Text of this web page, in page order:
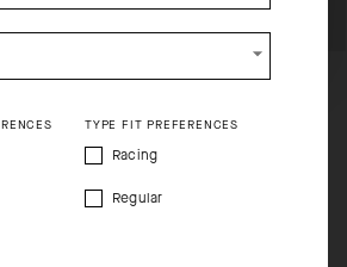
S11
MILLE GTS BIB SHORTS S11
250,00 EUR
TYPE FIT PREFERENCES
Racing
Regular